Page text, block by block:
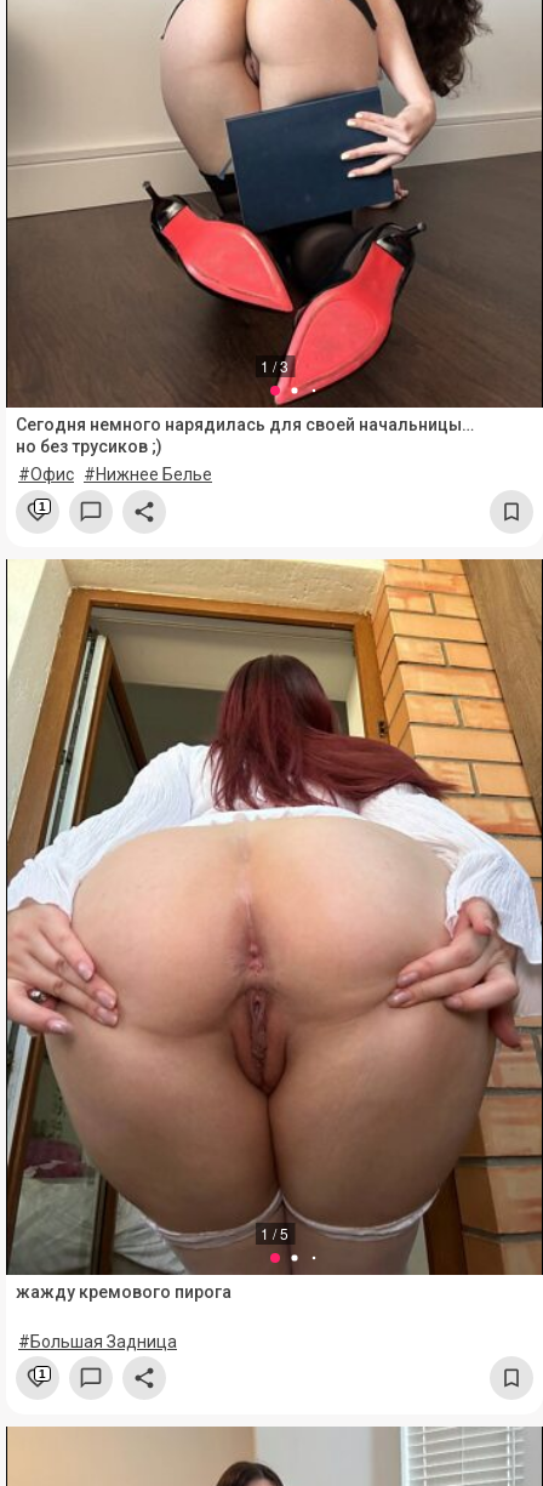
1 / 3
Сегодня немного нарядилась для своей начальницы…
но без трусиков ;)
#Офис #Нижнее Белье
1
1 / 5
жажду кремового пирога
#Большая Задница
1